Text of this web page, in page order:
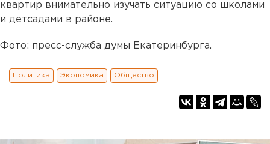
квартир внимательно изучать ситуацию со школами
и детсадами в районе.
Фото: пресс-служба думы Екатеринбурга.
Политика Экономика Общество